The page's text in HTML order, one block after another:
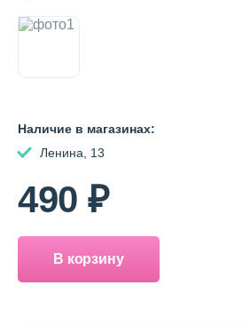
Наличие в магазинах:
Ленина, 13
490 ₽
В корзину